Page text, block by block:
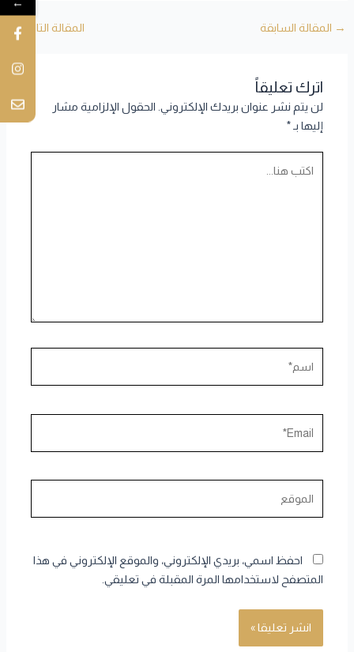
→ المقالة السابقة المقالة التالية←
اترك تعليقاً
لن يتم نشر عنوان بريدك الإلكتروني. الحقول الإلزامية مشار
إليها بـ*
احفظ اسمي، بريدي الإلكتروني، والموقع الإلكتروني في هذا
المتصفح لاستخدامها المرة المقبلة في تعليقي.